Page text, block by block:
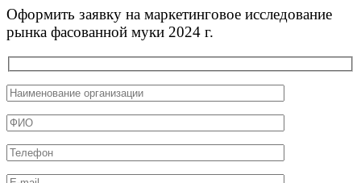
Оформить заявку на маркетинговое исследование
рынка фасованной муки 2024 г.